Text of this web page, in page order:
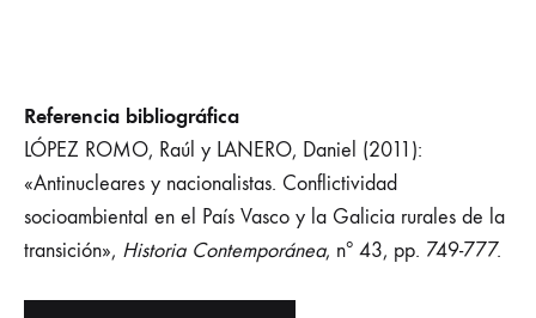
Referencia bibliográfica
LÓPEZ ROMO, Raúl y LANERO, Daniel (2011):
«Antinucleares y nacionalistas. Conflictividad
socioambiental en el País Vasco y la Galicia rurales de la
transición», Historia Contemporánea, nº 43, pp. 749-777.